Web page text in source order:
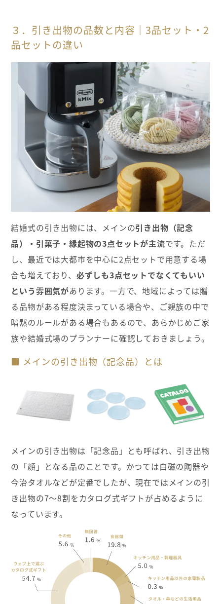
３．引き出物の品数と内容｜3品セット・2
品セットの違い
結婚式の引き出物には、メインの引き出物（記念
品）・引菓子・縁起物の3点セットが主流です。ただ
し、最近では大都市を中心に2点セットで用意する場
合も増えており、 必ずしも3点セットでなくてもいい
という雰囲気があります。一方で、地域によっては贈
る品物がある程度決まっている場合や、ご親族の中で
暗黙のルールがある場合もあるので、あらかじめご家
族や結婚式場のプランナーに確認しておきましょう。
■ メインの引き出物（記念品）とは
メインの引き出物は「記念品」とも呼ばれ、引き出物
の「顔」となる品のことです。かつては白磁の陶器や
今治タオルなどが定番でしたが、現在ではメインの引
き出物の7〜8割をカタログ式ギフトが占めるように
なっています。